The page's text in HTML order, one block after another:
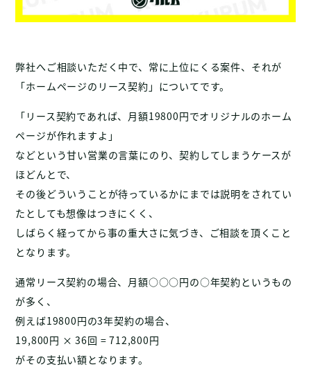
弊社へご相談いただく中で、常に上位にくる案件、それが
「ホームページのリース契約」についてです。
「リース契約であれば、月額19800円でオリジナルのホーム
ページが作れますよ」
などという甘い営業の言葉にのり、契約してしまうケースが
ほどんとで、
その後どういうことが待っているかにまでは説明をされてい
たとしても想像はつきにくく、
しばらく経ってから事の重大さに気づき、ご相談を頂くこと
となります。
通常リース契約の場合、月額○○○円の○年契約というもの
が多く、
例えば19800円の3年契約の場合、
19,800円 × 36回 = 712,800円
がその支払い額となります。